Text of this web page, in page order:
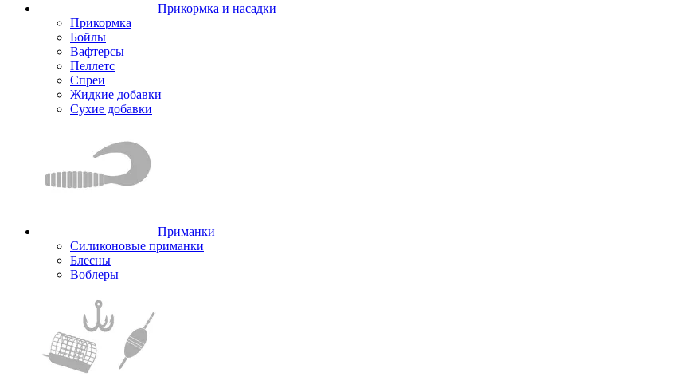
Прикормка и насадки
Прикормка
Бойлы
Вафтерсы
Пеллетс
Спреи
Жидкие добавки
Сухие добавки
Приманки
Силиконовые приманки
Блесны
Воблеры